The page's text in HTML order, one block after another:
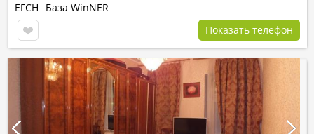
ЕГСН
База WinNER
Показать телефон